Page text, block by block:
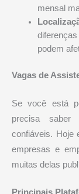
mensal
podem
Vagas de
Se você está
precisa saber
confiáveis. Hoje
empresas e
muitas delas